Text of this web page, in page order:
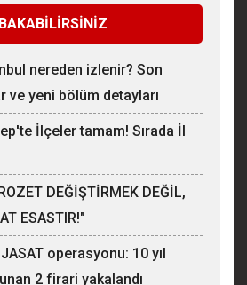
nereden izlenir? Son
ve yeni bölüm detayları
İlçeler tamam! Sırada İl
DEĞİŞTİRMEK DEĞİL,
ESASTIR!"
operasyonu: 10 yıl
2 firari yakalandı